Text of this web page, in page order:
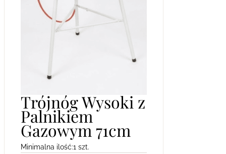
Trójnóg Wysoki z
Palnikiem
Gazowym 71cm
Minimalna ilość:1 szt.